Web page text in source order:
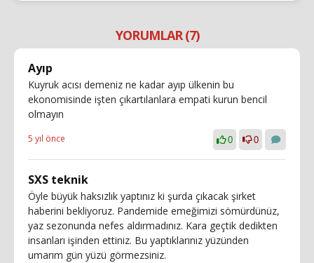
YORUMLAR (7)
Ayıp
Kuyruk acısı demeniz ne kadar ayıp ülkenin bu
ekonomisinde işten çıkartılanlara empati kurun bencil
olmayın
5 yıl önce 0 0
SXS teknik
Öyle büyük haksızlık yaptınız ki şurda çıkacak şirket
haberini bekliyoruz. Pandemide emeğimizi sömürdünüz,
yaz sezonunda nefes aldırmadınız. Kara geçtik dedikten
insanları işinden ettiniz. Bu yaptıklarınız yüzünden
umarım gün yüzü görmezsiniz.